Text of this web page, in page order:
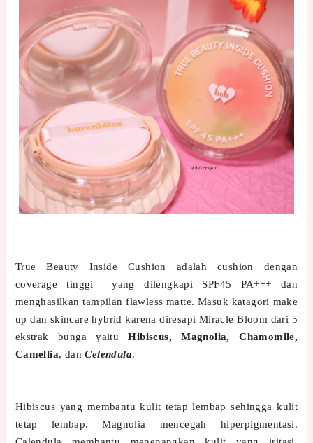
True Beauty Inside Cushion adalah cushion dengan
coverage tinggi yang dilengkapi SPF45 PA+++ dan
menghasilkan tampilan flawless matte. Masuk katagori make
up dan skincare hybrid karena diresapi Miracle Bloom dari 5
ekstrak bunga yaituHibiscus, Magnolia, Chamomile,
Camellia, danCelendula.
Hibiscus yang membantu kulit tetap lembap sehingga kulit
tetap lembap. Magnolia mencegah hiperpigmentasi.